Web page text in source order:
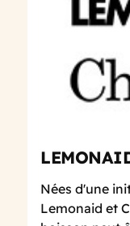
Nées d'une
Lemonaid et